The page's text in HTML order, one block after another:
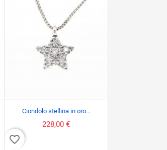
Ciondolo stellina in oro...
228,00 €
favorite_border